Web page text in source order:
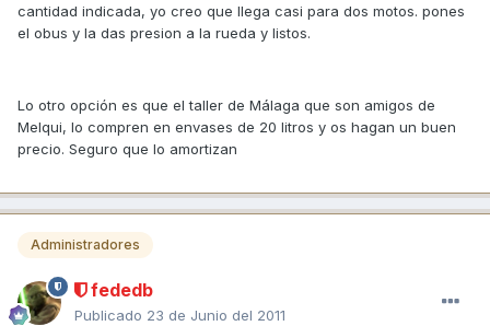
cantidad indicada, yo creo que llega casi para dos motos. pones
el obus y la das presion a la rueda y listos.
Lo otro opción es que el taller de Málaga que son amigos de
Melqui, lo compren en envases de 20 litros y os hagan un buen
precio. Seguro que lo amortizan
Administradores
fededb
Publicado 23 de Junio del 2011